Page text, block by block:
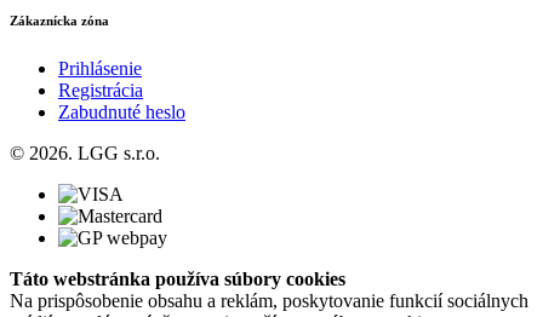
Zákaznícka zóna
Prihlásenie
Registrácia
Zabudnuté heslo
© 2026. LGG s.r.o.
Táto webstránka používa súbory cookies
Na prispôsobenie obsahu a reklám, poskytovanie funkcií sociálnych